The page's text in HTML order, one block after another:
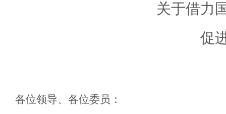
关于借力
促
各位领导、各位委员：